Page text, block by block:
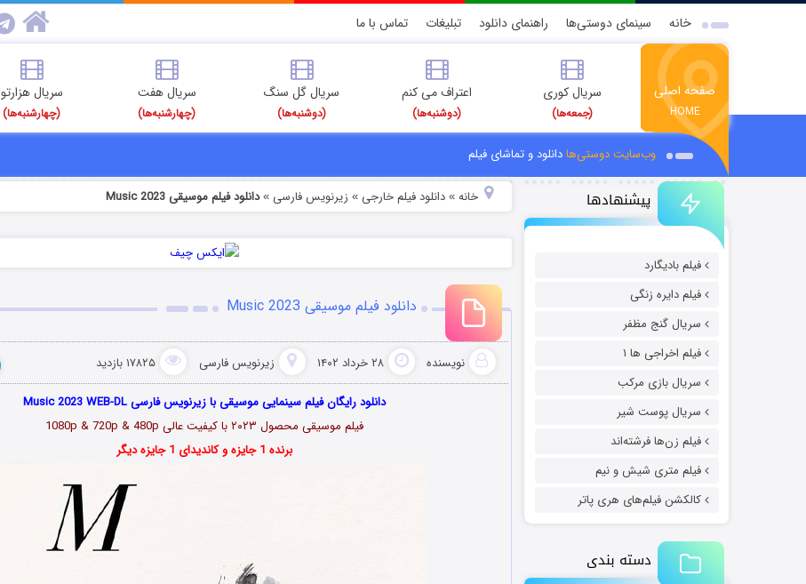
خانه سینمای دوستی‌ها راهنمای دانلود تبلیغات تماس با ما
صفحه اصلی
HOME
سریال کوری
(جمعه‌ها)
اعتراف می کنم
(دوشنبه‌ها)
سریال گل سنگ
(دوشنبه‌ها)
سریال هفت
(چهارشنبه‌ها)
سریال هزارتو
(چهارشنبه‌ها)
وب‌سایت دوستی‌هادانلود و تماشای فیلم
پیشنهادها
فیلم بادیگارد
فیلم دایره زنگی
سریال گنج مظفر
فیلم اخراجی ها ۱
سریال بازی مرکب
سریال پوست شیر
فیلم زن‌ها فرشته‌اند
فیلم متری شیش و نیم
کالکشن فیلم‌های هری پاتر
دسته بندی
خانه» دانلود فیلم خارجی » زیرنویس فارسی »دانلود فیلم موسیقی Music 2023
دانلود فیلم موسیقی Music 2023
نویسنده ۲۸ خرداد ۱۴۰۲ زیرنویس فارسی ۱۷۸۲۵ بازدید
دانلود رایگان فیلم سینمایی موسیقی با زیرنویس فارسی Music 2023 WEB-DL
فیلم موسیقی محصول ۲۰۲۳
با کیفیت عالی 1080p & 720p & 480p
برنده 1 جایزه و کاندیدای 1 جایزه دیگر